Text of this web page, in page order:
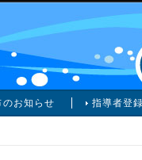
お知らせ 指導者登録